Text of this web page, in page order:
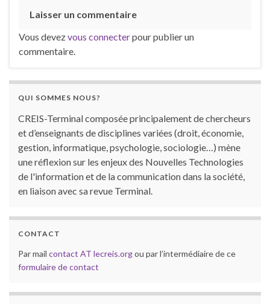
Laisser un commentaire
Vous devezvous connecterpour publier un
commentaire.
QUI SOMMES NOUS?
CREIS-Terminal composée principalement de chercheurs
et d’enseignants de disciplines variées (droit, économie,
gestion, informatique, psychologie, sociologie…) mène
une réflexion sur les enjeux des Nouvelles Technologies
de l'information et de la communication dans la société,
en liaison avec sa revue Terminal.
CONTACT
Par mail contact AT lecreis.orgou par l’intermédiaire de ce
formulaire de contact